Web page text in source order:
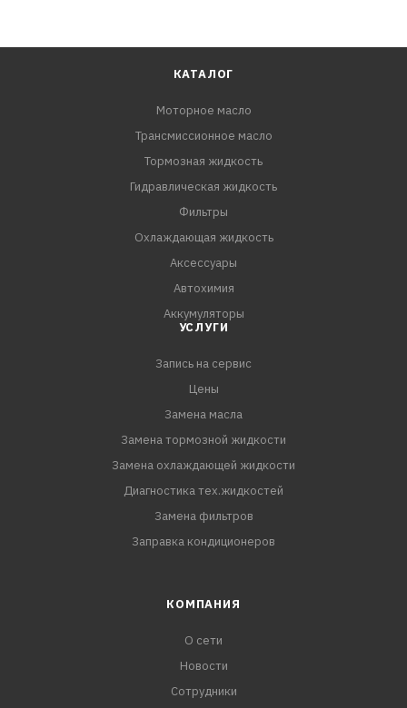
- Защита от износа
- Всесезонное применениеКАТАЛОГ
Моторное масло
Трансмиссионное масло
Тормозная жидкость
Гидравлическая жидкость
Фильтры
Охлаждающая жидкость
Аксессуары
Автохимия
Аккумуляторы
УСЛУГИ
Запись на сервис
Цены
Замена масла
Замена тормозной жидкости
Замена охлаждающей жидкости
Диагностика тех.жидкостей
Замена фильтров
Заправка кондиционеров
КОМПАНИЯ
О сети
Новости
Сотрудники